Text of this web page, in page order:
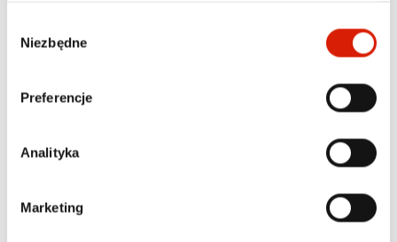
zgody
Niezbędne
Preferencje
Analityka
Marketing
TOREBKA DAMSKA